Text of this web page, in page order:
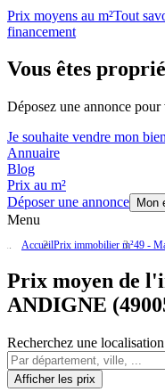
Prix moyens au m²Tout
financement
Vous êtes
Déposez une annonce pour
Je souhaite vendre mon bien
Annuaire
Blog
Prix au m²
Déposer une annonce
Mon
Menu
AccueilPrix immobilier m²49 -
Prix moyen de
ANDIGNE
Recherchez une localisation
Afficher les prix